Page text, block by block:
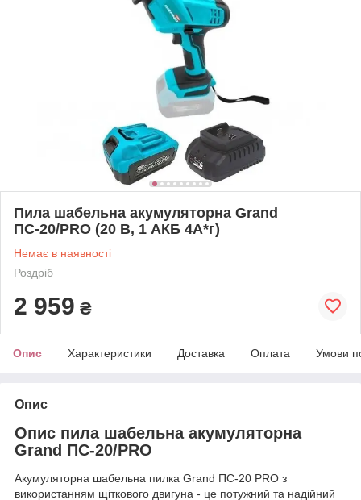
Пила шабельна акумуляторна Grand
ПС-20/PRO (20 В, 1 АКБ 4А*г)
Немає в наявності
Роздріб
2 959 ₴
Опис Характеристики Доставка Оплата Умови
Опис
Опис пила шабельна акумуляторна
Grand ПС-20/PRO
Акумуляторна шабельна пилка Grand ПС-20 PRO з
використанням щіткового двигуна - це потужний та надійний